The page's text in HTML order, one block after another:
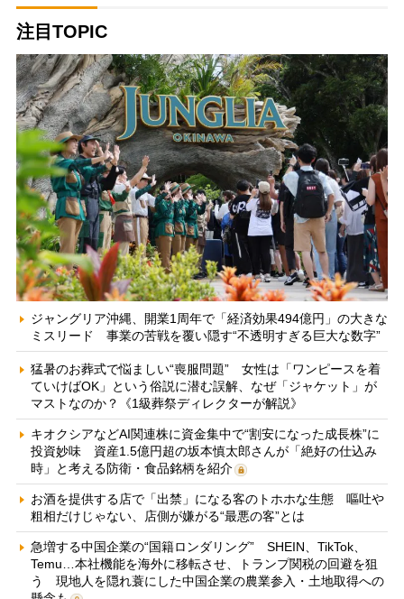
注目TOPIC
ジャングリア沖縄、開業1周年で「経済効果494億円」の大きな
ミスリード 事業の苦戦を覆い隠す“不透明すぎる巨大な数字”
猛暑のお葬式で悩ましい“喪服問題” 女性は「ワンピースを着
ていけばOK」という俗説に潜む誤解、なぜ「ジャケット」が
マストなのか？《1級葬祭ディレクターが解説》
キオクシアなどAI関連株に資金集中で“割安になった成長株”に
投資妙味 資産1.5億円超の坂本慎太郎さんが「絶好の仕込み
時」と考える防衛・食品銘柄を紹介
お酒を提供する店で「出禁」になる客のトホホな生態 嘔吐や
粗相だけじゃない、店側が嫌がる“最悪の客”とは
急増する中国企業の“国籍ロンダリング” SHEIN、TikTok、
Temu…本社機能を海外に移転させ、トランプ関税の回避を狙
う 現地人を隠れ蓑にした中国企業の農業参入・土地取得への